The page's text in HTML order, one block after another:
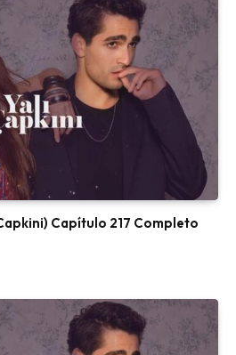
Capítulo 217 Completo